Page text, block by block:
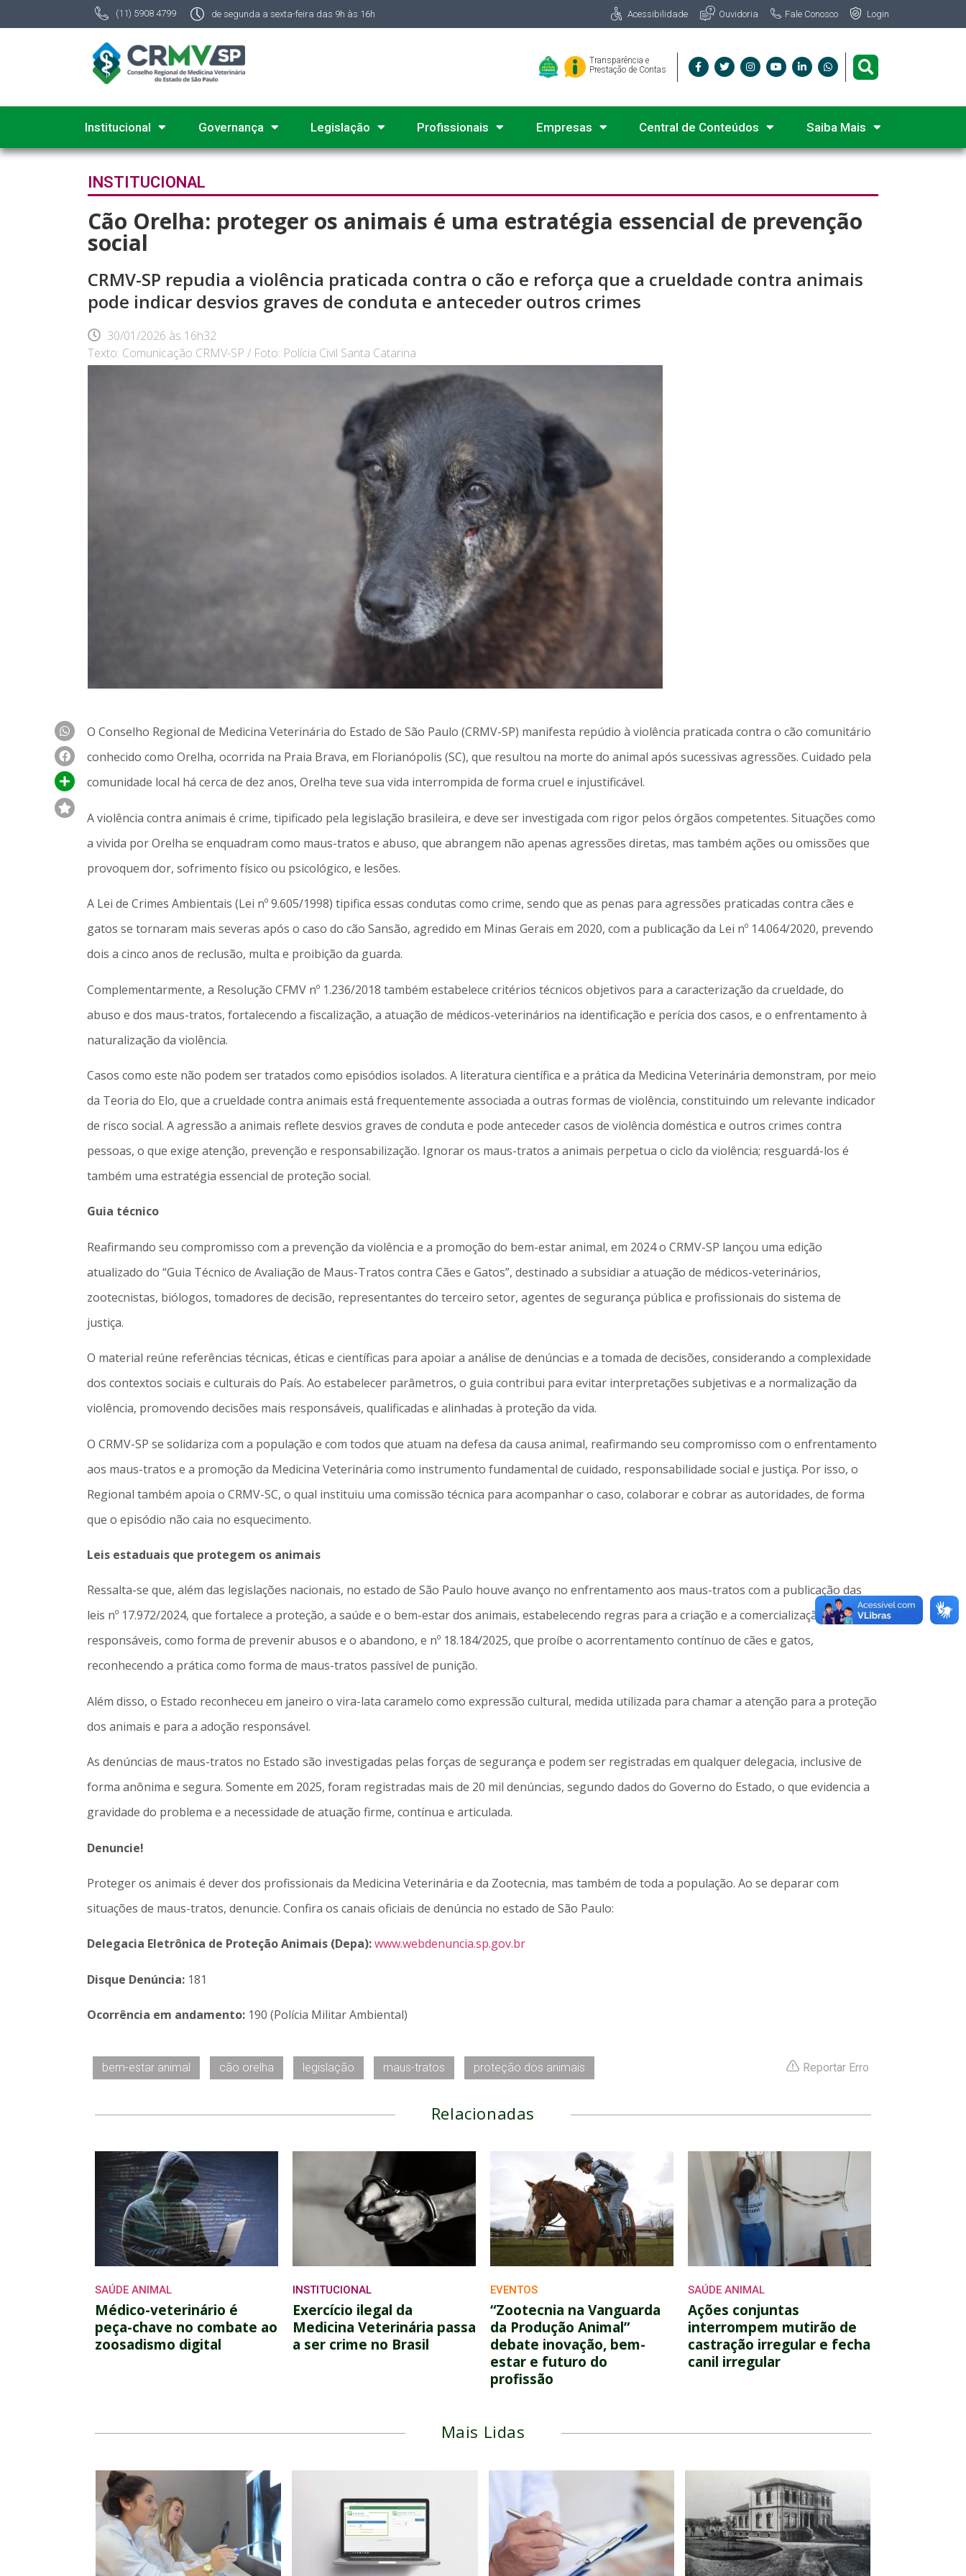
(11) 5908 4799 de segunda a sexta-feira das 9h às 16h Acessibilidade Ouvidoria Fale Conosco Login
Transparência e
Prestação de Contas
Institucional Governança Legislação Profissionais Empresas Central de Conteúdos Saiba Mais
INSTITUCIONAL
Cão Orelha: proteger os animais é uma estratégia essencial de prevenção
social
CRMV-SP repudia a violência praticada contra o cão e reforça que a crueldade contra animais
pode indicar desvios graves de conduta e anteceder outros crimes
30/01/2026 às 16h32
Texto: Comunicação CRMV-SP / Foto: Polícia Civil Santa Catarina
O Conselho Regional de Medicina Veterinária do Estado de São Paulo (CRMV-SP) manifesta repúdio à violência praticada contra o cão comunitário
conhecido como Orelha, ocorrida na Praia Brava, em Florianópolis (SC), que resultou na morte do animal após sucessivas agressões. Cuidado pela
comunidade local há cerca de dez anos, Orelha teve sua vida interrompida de forma cruel e injustificável.
A violência contra animais é crime, tipificado pela legislação brasileira, e deve ser investigada com rigor pelos órgãos competentes. Situações como
a vivida por Orelha se enquadram como maus-tratos e abuso, que abrangem não apenas agressões diretas, mas também ações ou omissões que
provoquem dor, sofrimento físico ou psicológico, e lesões.
A Lei de Crimes Ambientais (Lei nº 9.605/1998) tipifica essas condutas como crime, sendo que as penas para agressões praticadas contra cães e
gatos se tornaram mais severas após o caso do cão Sansão, agredido em Minas Gerais em 2020, com a publicação da Lei nº 14.064/2020, prevendo
dois a cinco anos de reclusão, multa e proibição da guarda.
Complementarmente, a Resolução CFMV nº 1.236/2018 também estabelece critérios técnicos objetivos para a caracterização da crueldade, do
abuso e dos maus-tratos, fortalecendo a fiscalização, a atuação de médicos-veterinários na identificação e perícia dos casos, e o enfrentamento à
naturalização da violência.
Casos como este não podem ser tratados como episódios isolados. A literatura científica e a prática da Medicina Veterinária demonstram, por meio
da Teoria do Elo, que a crueldade contra animais está frequentemente associada a outras formas de violência, constituindo um relevante indicador
de risco social. A agressão a animais reflete desvios graves de conduta e pode anteceder casos de violência doméstica e outros crimes contra
pessoas, o que exige atenção, prevenção e responsabilização. Ignorar os maus-tratos a animais perpetua o ciclo da violência; resguardá-los é
também uma estratégia essencial de proteção social.
Guia técnico
Reafirmando seu compromisso com a prevenção da violência e a promoção do bem-estar animal, em 2024 o CRMV-SP lançou uma edição
atualizado do “Guia Técnico de Avaliação de Maus-Tratos contra Cães e Gatos”, destinado a subsidiar a atuação de médicos-veterinários,
zootecnistas, biólogos, tomadores de decisão, representantes do terceiro setor, agentes de segurança pública e profissionais do sistema de
justiça.
O material reúne referências técnicas, éticas e científicas para apoiar a análise de denúncias e a tomada de decisões, considerando a complexidade
dos contextos sociais e culturais do País. Ao estabelecer parâmetros, o guia contribui para evitar interpretações subjetivas e a normalização da
violência, promovendo decisões mais responsáveis, qualificadas e alinhadas à proteção da vida.
O CRMV-SP se solidariza com a população e com todos que atuam na defesa da causa animal, reafirmando seu compromisso com o enfrentamento
aos maus-tratos e a promoção da Medicina Veterinária como instrumento fundamental de cuidado, responsabilidade social e justiça. Por isso, o
Regional também apoia o CRMV-SC, o qual instituiu uma comissão técnica para acompanhar o caso, colaborar e cobrar as autoridades, de forma
que o episódio não caia no esquecimento.
Leis estaduais que protegem os animais
Ressalta-se que, além das legislações nacionais, no estado de São Paulo houve avanço no enfrentamento aos maus-tratos com a publicação das
leis nº 17.972/2024, que fortalece a proteção, a saúde e o bem-estar dos animais, estabelecendo regras para a criação e a comercialização
responsáveis, como forma de prevenir abusos e o abandono, e nº 18.184/2025, que proíbe o acorrentamento contínuo de cães e gatos,
reconhecendo a prática como forma de maus-tratos passível de punição.
Além disso, o Estado reconheceu em janeiro o vira-lata caramelo como expressão cultural, medida utilizada para chamar a atenção para a proteção
dos animais e para a adoção responsável.
As denúncias de maus-tratos no Estado são investigadas pelas forças de segurança e podem ser registradas em qualquer delegacia, inclusive de
forma anônima e segura. Somente em 2025, foram registradas mais de 20 mil denúncias, segundo dados do Governo do Estado, o que evidencia a
gravidade do problema e a necessidade de atuação firme, contínua e articulada.
Denuncie!
Proteger os animais é dever dos profissionais da Medicina Veterinária e da Zootecnia, mas também de toda a população. Ao se deparar com
situações de maus-tratos, denuncie. Confira os canais oficiais de denúncia no estado de São Paulo:
Delegacia Eletrônica de Proteção Animais (Depa):www.webdenuncia.sp.gov.br
Disque Denúncia: 181
Ocorrência em andamento: 190 (Polícia Militar Ambiental)
bem-estar animal cão orelha legislação maus-tratos proteção dos animais Reportar Erro
Relacionadas
SAÚDE ANIMAL
Médico-veterinário é
peça-chave no combate ao
zoosadismo digital
INSTITUCIONAL
Exercício ilegal da
Medicina Veterinária passa
a ser crime no Brasil
EVENTOS
“Zootecnia na Vanguarda
da Produção Animal”
debate inovação, bem-
estar e futuro do
profissão
SAÚDE ANIMAL
Ações conjuntas
interrompem mutirão de
castração irregular e fecha
canil irregular
Mais Lidas